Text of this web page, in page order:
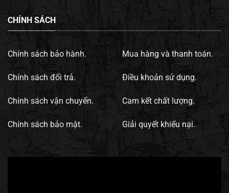
CHÍNH SÁCH
Chính sách bảo hành.
Chính sách đổi trả.
Chính sách vận chuyển.
Chính sách bảo mật.
Mua hàng và thanh toán.
Điều khoản sử dụng.
Cam kết chất lượng.
Giải quyết khiếu nại.